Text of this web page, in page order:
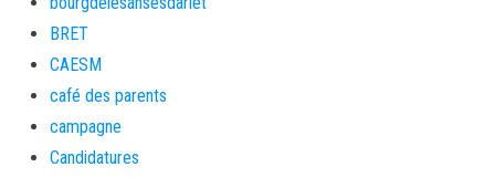
BRET
CAESM
café des parents
campagne
Candidatures